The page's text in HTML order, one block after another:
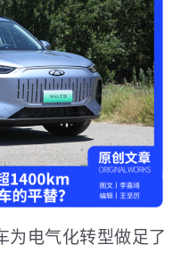
为电气化转型做足了